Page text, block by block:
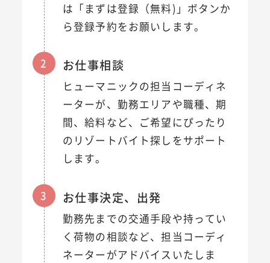
は「まずは登録（無料)」ボタンか
ら登録予約をお願いします。
2 お仕事相談
ヒューマニックの担当コーディネ
ーターが、勤務エリアや職種、期
間、給料など、ご希望にぴったり
のリゾートバイト探しをサポート
します。
3 お仕事決定、出発
勤務先までの交通手段や持ってい
く荷物の相談など、担当コーディ
ネーターがアドバイスいたしま